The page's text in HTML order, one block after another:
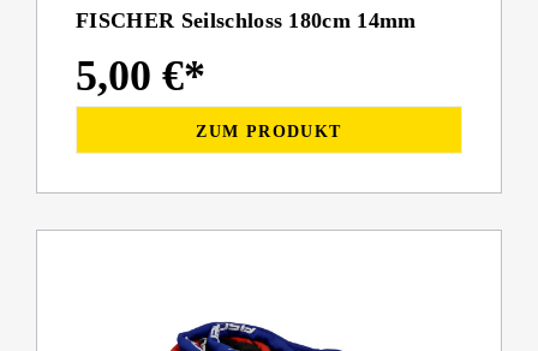
FISCHER Seilschloss 180cm 14mm
5,00 €*
ZUM PRODUKT